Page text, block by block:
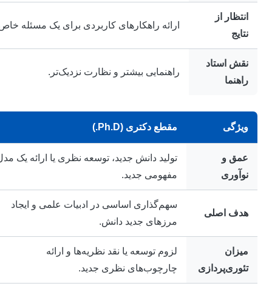
انتظار از
نتایج
ارائه راهکارهای کاربردی برای یک مسئله خاص.
نقش استاد
راهنما
راهنمایی بیشتر و نظارت نزدیک‌تر.
ویژگی مقطع دکتری (Ph.D.)
عمق و
نوآوری
تولید دانش جدید، توسعه نظری یا ارائه یک مدل
مفهومی جدید.
هدف اصلی
سهم‌گذاری اساسی در ادبیات علمی و ایجاد
مرزهای جدید دانش.
میزان
تئوری‌پردازی
لزوم توسعه یا نقد نظریه‌ها و ارائه
چارچوب‌های نظری جدید.